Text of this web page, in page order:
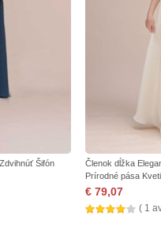
Šifón
Členok dĺžka
Prírodné pása
€ 79,07
( 1